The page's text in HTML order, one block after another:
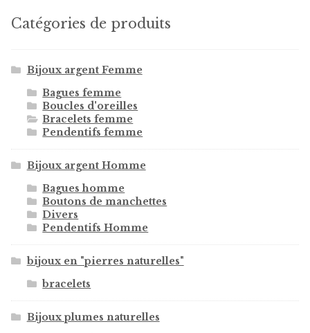
Catégories de produits
Bijoux argent Femme
Bagues femme
Boucles d'oreilles
Bracelets femme
Pendentifs femme
Bijoux argent Homme
Bagues homme
Boutons de manchettes
Divers
Pendentifs Homme
bijoux en "pierres naturelles"
bracelets
Bijoux plumes naturelles